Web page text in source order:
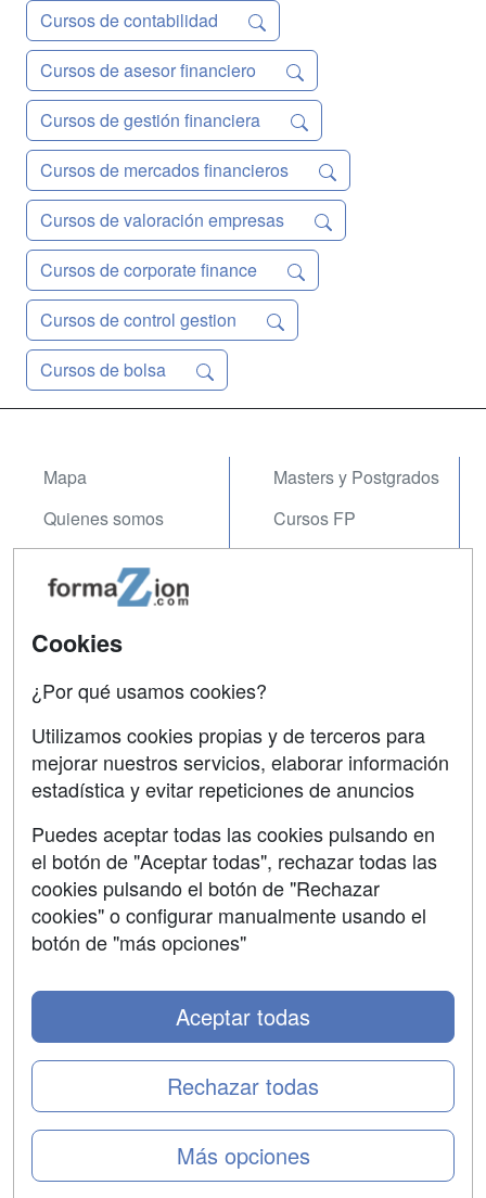
Cursos de contabilidad
Cursos de asesor financiero
Cursos de gestión financiera
Cursos de mercados financieros
Cursos de valoración empresas
Cursos de corporate finance
Cursos de control gestion
Cursos de bolsa
Mapa
Quienes somos
Acceso Usuarios
Acceso Centros
Masters y Postgrados
Cursos FP
Contactar
Confidencialidad
Copyleft
SÍGUENOS EN:
Cookies
¿Por qué usamos cookies?
Utilizamos cookies propias y de terceros para
mejorar nuestros servicios, elaborar información
estadística y evitar repeticiones de anuncios
Puedes aceptar todas las cookies pulsando en
el botón de "Aceptar todas", rechazar todas las
cookies pulsando el botón de "Rechazar
cookies" o configurar manualmente usando el
botón de "más opciones"
Más opciones
Rechazar todas
Aceptar todas